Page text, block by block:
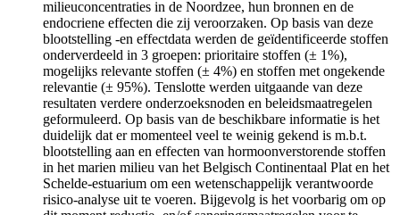
milieuconcentraties in de Noordzee, hun bronnen en de
endocriene effecten die zij veroorzaken. Op basis van deze
blootstelling -en effectdata werden de geïdentificeerde stoffen
onderverdeeld in 3 groepen: prioritaire stoffen (± 1%),
mogelijks relevante stoffen (± 4%) en stoffen met ongekende
relevantie (± 95%). Tenslotte werden uitgaande van deze
resultaten verdere onderzoeksnoden en beleidsmaatregelen
geformuleerd. Op basis van de beschikbare informatie is het
duidelijk dat er momenteel veel te weinig gekend is m.b.t.
blootstelling aan en effecten van hormoonverstorende stoffen
in het marien milieu van het Belgisch Continentaal Plat en het
Schelde-estuarium om een wetenschappelijk verantwoorde
risico-analyse uit te voeren. Bijgevolg is het voorbarig om op